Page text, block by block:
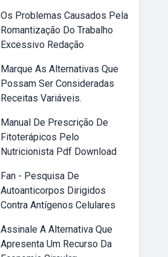
Os Problemas Causados Pela
Romantização Do Trabalho
Excessivo Redação
Marque As Alternativas Que
Possam Ser Consideradas
Receitas Variáveis.
Manual De Prescrição De
Fitoterápicos Pelo
Nutricionista Pdf Download
Fan - Pesquisa De
Autoanticorpos Dirigidos
Contra Antígenos Celulares
Assinale A Alternativa Que
Apresenta Um Recurso Da